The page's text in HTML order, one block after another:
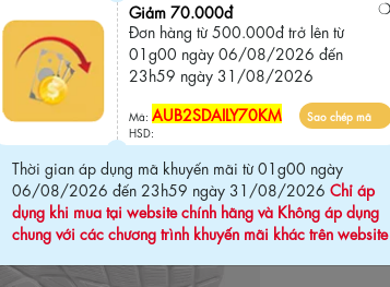
Giảm 70.000đ
Đơn hàng từ 500.000đ trở lên từ
01g00 ngày 06/08/2026 đến
23h59 ngày 31/08/2026
Mã:AUB2SDAILY70KM
HSD:
Sao chép mã
Thời gian áp dụng mã khuyến mãi từ 01g00 ngày
06/08/2026 đến 23h59 ngày 31/08/2026 Chỉ áp
dụng khi mua tại website chính hãng và Không áp dụng
chung với các chương trình khuyến mãi khác trên website